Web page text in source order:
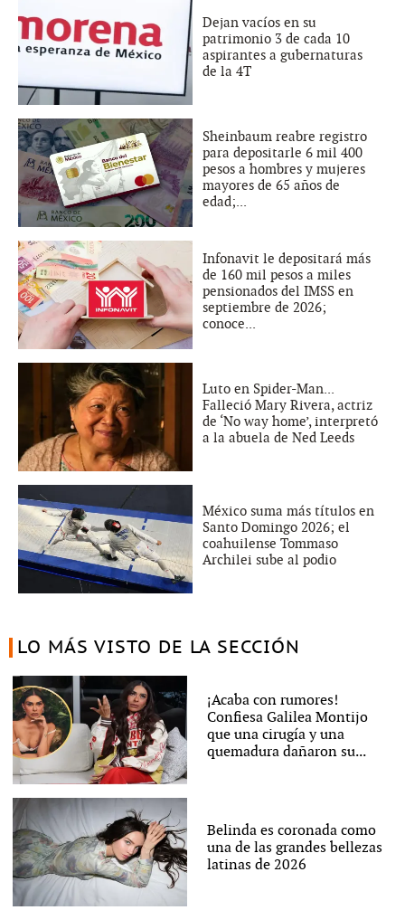
Dejan vacíos en su
patrimonio 3 de cada 10
aspirantes a gubernaturas
de la 4T
Sheinbaum reabre registro
para depositarle 6 mil 400
pesos a hombres y mujeres
mayores de 65 años de
edad;...
Infonavit le depositará más
de 160 mil pesos a miles
pensionados del IMSS en
septiembre de 2026;
conoce...
Luto en Spider-Man...
Falleció Mary Rivera, actriz
de ‘No way home’, interpretó
a la abuela de Ned Leeds
México suma más títulos en
Santo Domingo 2026; el
coahuilense Tommaso
Archilei sube al podio
LO MÁS VISTO DE LA SECCIÓN
¡Acaba con rumores!
Confiesa Galilea Montijo
que una cirugía y una
quemadura dañaron su...
Belinda es coronada como
una de las grandes bellezas
latinas de 2026